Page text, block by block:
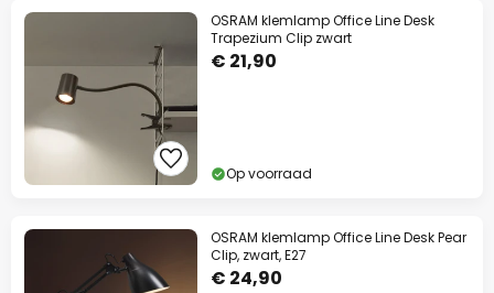
OSRAM klemlamp Office Line Desk
Trapezium Clip zwart
€ 21,90
Op voorraad
OSRAM klemlamp Office Line Desk Pear
Clip, zwart, E27
€ 24,90